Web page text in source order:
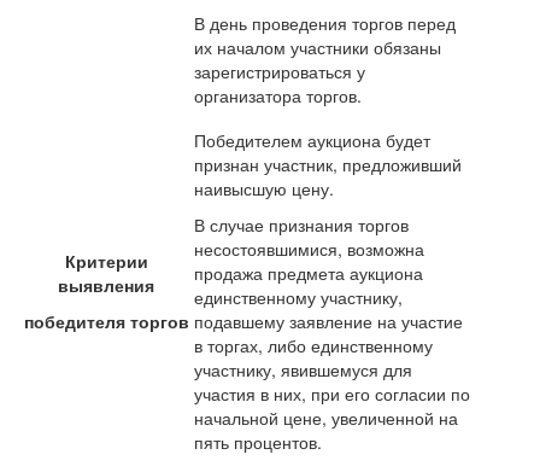
В день проведения торгов перед
их началом участники обязаны
зарегистрироваться у
организатора торгов.
Критерии
выявления
победителя торгов
Победителем аукциона будет
признан участник, предложивший
наивысшую цену.
В случае признания торгов
несостоявшимися, возможна
продажа предмета аукциона
единственному участнику,
подавшему заявление на участие
в торгах, либо единственному
участнику, явившемуся для
участия в них, при его согласии по
начальной цене, увеличенной на
пять процентов.